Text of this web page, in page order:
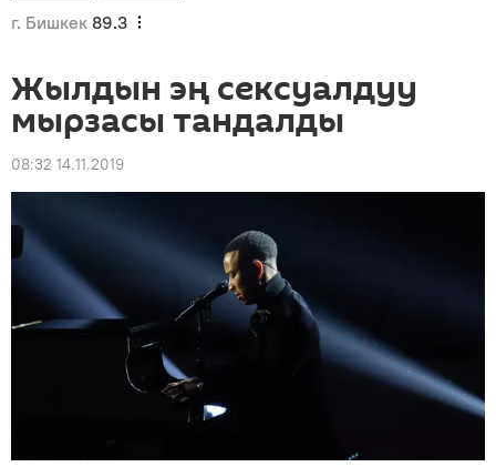
г. Бишкек 89.3
Жылдын эң сексуалдуу
мырзасы тандалды
08:32 14.11.2019